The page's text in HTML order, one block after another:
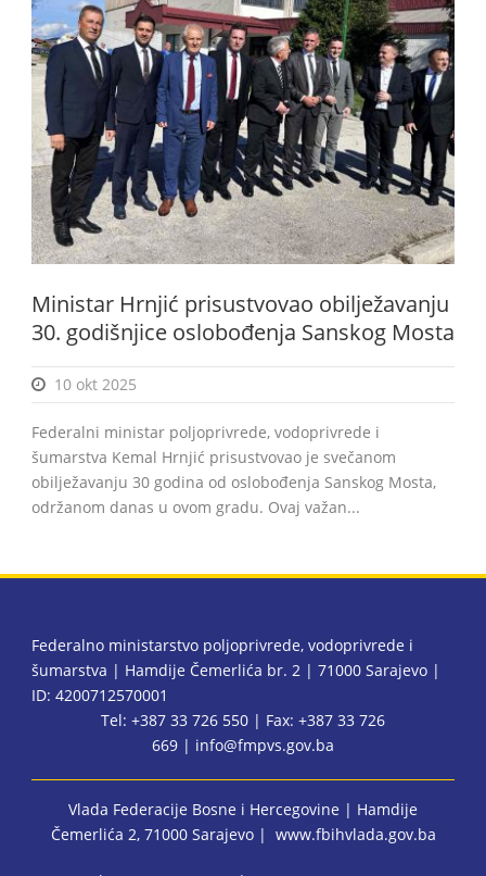
Ministar Hrnjić prisustvovao obilježavanju
30. godišnjice oslobođenja Sanskog Mosta
10 okt 2025
Federalni ministar poljoprivrede, vodoprivrede i
šumarstva Kemal Hrnjić prisustvovao je svečanom
obilježavanju 30 godina od oslobođenja Sanskog Mosta,
održanom danas u ovom gradu. Ovaj važan...
Federalno ministarstvo poljoprivrede, vodoprivrede i
šumarstva | Hamdije Čemerlića br. 2 | 71000 Sarajevo |
ID: 4200712570001
Tel: +387 33 726 550 | Fax: +387 33 726
669 | info@fmpvs.gov.ba
Vlada Federacije Bosne i Hercegovine | Hamdije
Čemerlića 2, 71000 Sarajevo | www.fbihvlada.gov.ba